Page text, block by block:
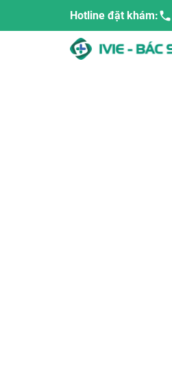
Hotline đặt khám: